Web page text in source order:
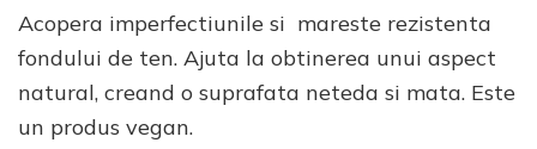
Acopera imperfectiunile si mareste rezistenta
fondului de ten. Ajuta la obtinerea unui aspect
natural, creand o suprafata neteda si mata. Este
un produs vegan.